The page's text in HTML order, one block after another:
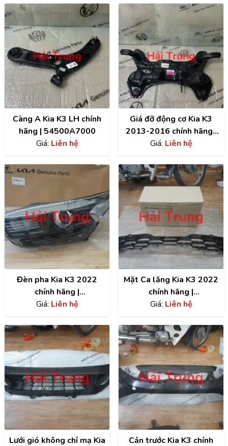
Càng A Kia K3 LH chính
hãng | 54500A7000
Giá: Liên hệ
Giá đỡ động cơ Kia K3
2013-2016 chính hãng |
62405A7500
Giá: Liên hệ
Đèn pha Kia K3 2022
chính hãng |
92101M6600
Giá: Liên hệ
Mặt Ca lăng Kia K3 2022
chính hãng |
86350M6510
Giá: Liên hệ
Lưới gió không chỉ mạ Kia Cản trước Kia K3 chính